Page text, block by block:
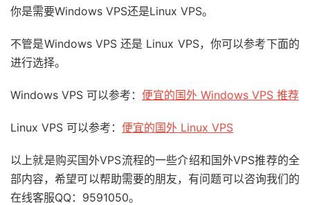
你是需要Windows VPS还是Linux VPS。
不管是Windows VPS 还是 Linux VPS，你可以参考下面的
进行选择。
Windows VPS 可以参考： 便宜的国外 Windows VPS 推荐
Linux VPS 可以参考： 便宜的国外 Linux VPS
以上就是购买国外VPS流程的一些介绍和国外VPS推荐的全
部内容，希望可以帮助需要的朋友，有问题可以咨询我们的
在线客服QQ：9591050。